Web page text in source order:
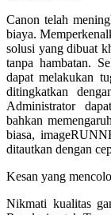
Canon telah
biaya.
solusi yang dibuat
tanpa hambatan.
dapat melakukan
ditingkatkan
Administrator
bahkan
biasa,
ditautkan dengan
Kesan yang
Nikmati kualitas